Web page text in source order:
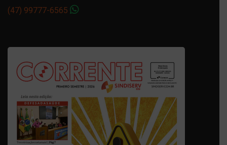
(47) 99777-6565